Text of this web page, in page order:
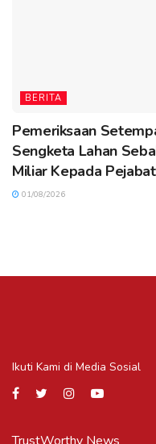
BERITA
Pemeriksaan
Sengketa Lahan
Miliar Kepada
01/08/2026
Ikuti Kami di Media Sosial